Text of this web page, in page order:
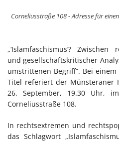
Corneliusstraße 108 - Adresse für
„‘Islamfaschismus‘?
und gesellschaftskritischer
umstrittenen Begriff“. Bei
Titel referiert der Münsteraner
26. September, 19.30 Uhr,
Corneliusstraße 108.
In rechtsextremen und
das Schlagwort